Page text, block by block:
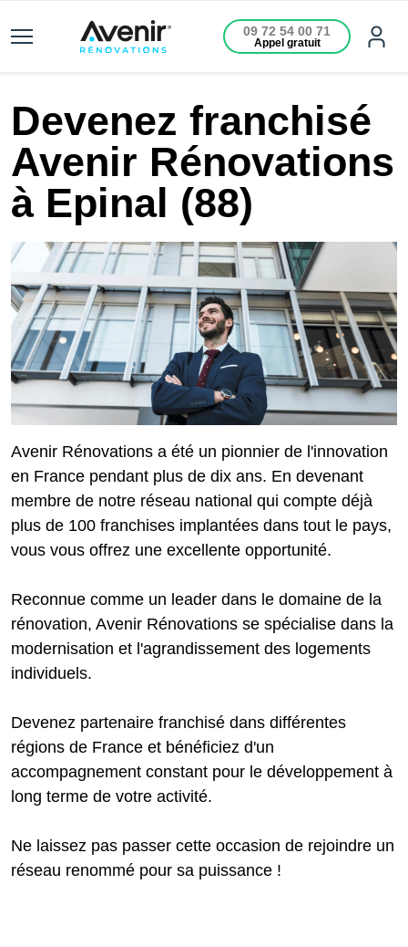
09 72 54 00 71
Appel gratuit
Devenez franchisé
Avenir Rénovations
à Epinal (88)
Avenir Rénovations a été un pionnier de l'innovation
en France pendant plus de dix ans. En devenant
membre de notre réseau national qui compte déjà
plus de 100 franchises implantées dans tout le pays,
vous vous offrez une excellente opportunité.
Reconnue comme un leader dans le domaine de la
rénovation, Avenir Rénovations se spécialise dans la
modernisation et l'agrandissement des logements
individuels.
Devenez partenaire franchisé dans différentes
régions de France et bénéficiez d'un
accompagnement constant pour le développement à
long terme de votre activité.
Ne laissez pas passer cette occasion de rejoindre un
réseau renommé pour sa puissance !